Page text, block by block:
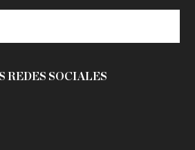
REDES SOCIALES